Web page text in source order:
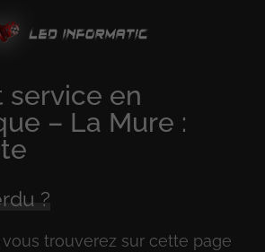
service en
– La Mure :
?
trouverez sur cette page